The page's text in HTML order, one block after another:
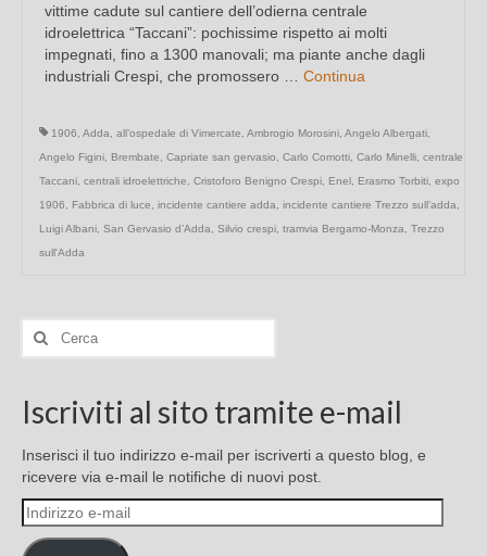
vittime cadute sul cantiere dell’odierna centrale
idroelettrica “Taccani”: pochissime rispetto ai molti
impegnati, fino a 1300 manovali; ma piante anche dagli
industriali Crespi, che promossero … Continua
1906 Adda all’ospedale di Vimercate Ambrogio Morosini Angelo Albergati
Angelo Figini
Brembate Capriate san gervasio Carlo Comotti Carlo Minelli centrale
Taccani centrali idroelettriche Cristoforo Benigno Crespi Enel Erasmo Torbiti expo
1906
Fabbrica di luce incidente cantiere adda incidente cantiere Trezzo sull’adda
Luigi Albani San Gervasio d’Adda Silvio crespi tramvia Bergamo-Monza
Trezzo
sull'Adda
Cerca:
Iscriviti al sito tramite e-mail
Inserisci il tuo indirizzo e-mail per iscriverti a questo blog, e
ricevere via e-mail le notifiche di nuovi post.
Indirizzo
e-
mail